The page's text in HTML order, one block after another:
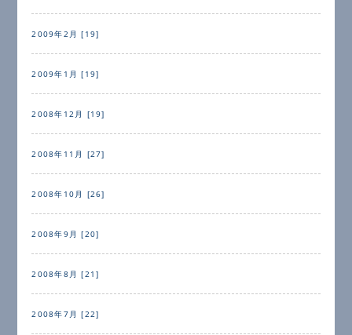
2009年2月 [19]
2009年1月 [19]
2008年12月 [19]
2008年11月 [27]
2008年10月 [26]
2008年9月 [20]
2008年8月 [21]
2008年7月 [22]